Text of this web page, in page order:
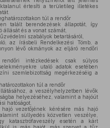
értesíti a területileg illetékes
túl a rendőr
talált berendezések állapotát, így
állását és a vonat számát,
szabályok betartásáról,
az írásbeli Rendelkezési Tömb, a
lévő okmányok az eljáró rendőri
intézkedések csak súlyos
utaló adatok esetében
szemlebizottság megérkezéséig a
túl a rendőr
a veszélyhelyzetben lévők
helyezéséhez, valamint a hajóút
hatóságot,
vezetőjének kérésére más hajó
süllyedés közvetlen veszélye,
katasztrófaveszély esetén a kárt